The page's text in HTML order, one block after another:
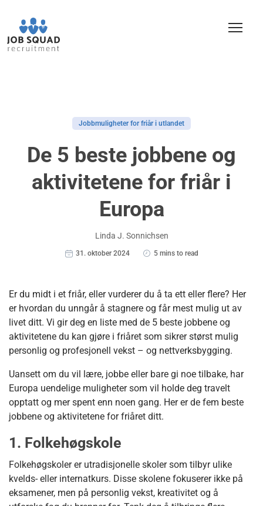
Jobbmuligheter for friår i utlandet
De 5 beste jobbene og
aktivitetene for friår i
Europa
Linda J. Sonnichsen
31. oktober 2024 5 mins to read
Er du midt i et friår, eller vurderer du å ta ett eller flere? Her
er hvordan du unngår å stagnere og får mest mulig ut av
livet ditt. Vi gir deg en liste med de 5 beste jobbene og
aktivitetene du kan gjøre i friåret som sikrer størst mulig
personlig og profesjonell vekst – og nettverksbygging.
Uansett om du vil lære, jobbe eller bare gi noe tilbake, har
Europa uendelige muligheter som vil holde deg travelt
opptatt og mer spent enn noen gang. Her er de fem beste
jobbene og aktivitetene for friåret ditt.
1. Folkehøgskole
Folkehøgskoler er utradisjonelle skoler som tilbyr ulike
kvelds- eller internatkurs. Disse skolene fokuserer ikke på
eksamener, men på personlig vekst, kreativitet og å